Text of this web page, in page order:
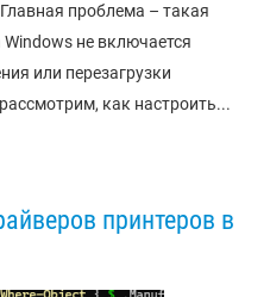
проблема – такая
не включается
или перезагрузки
как настроить...
принтеров в